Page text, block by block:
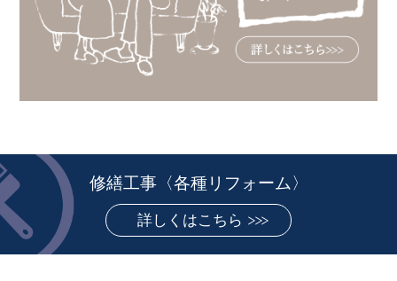
修繕工事〈各種リフォーム〉
詳しくはこちら